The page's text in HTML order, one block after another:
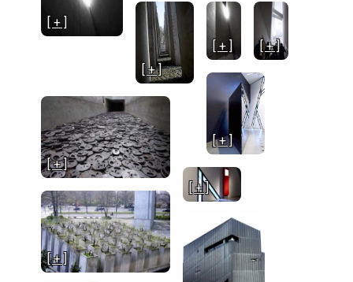
[ + ]
[ + ]
[ + ] [ + ]
[ + ]
[ + ]
[ + ]
[ + ]